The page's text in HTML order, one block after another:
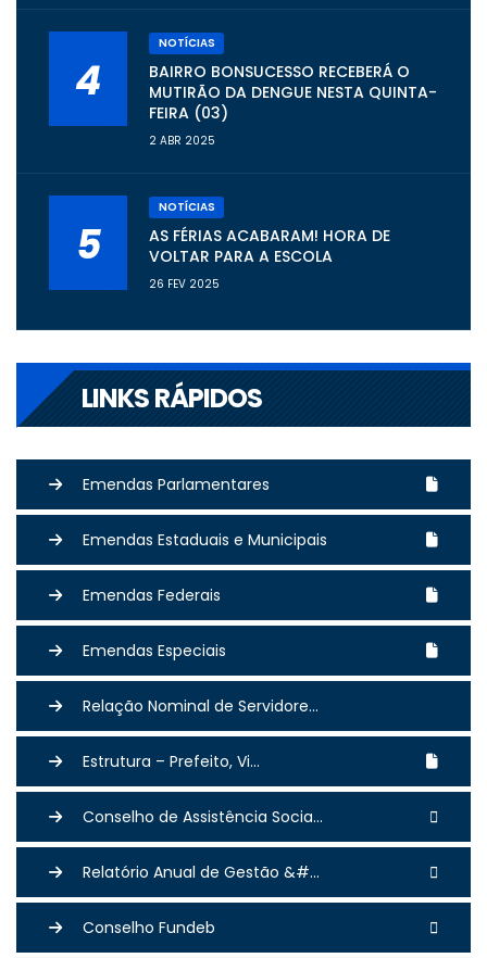
4
NOTÍCIAS
BAIRRO BONSUCESSO RECEBERÁ O
MUTIRÃO DA DENGUE NESTA QUINTA-
FEIRA (03)
2 ABR 2025
5
NOTÍCIAS
AS FÉRIAS ACABARAM! HORA DE
VOLTAR PARA A ESCOLA
26 FEV 2025
LINKS RÁPIDOS
Emendas Parlamentares
Emendas Estaduais e Municipais
Emendas Federais
Emendas Especiais
Relação Nominal de Servidore...
Estrutura – Prefeito, Vi...
Conselho de Assistência Socia...
Relatório Anual de Gestão &#...
Conselho Fundeb